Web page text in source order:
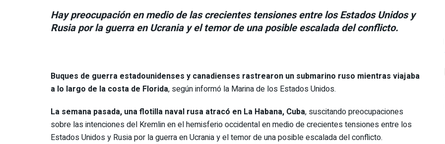
Hay preocupación en medio de las crecientes tensiones entre los Estados Unidos y
Rusia por la guerra en Ucrania y el temor de una posible escalada del conflicto.
Buques de guerra estadounidenses y canadienses rastrearon un submarino ruso mientras viajaba
a lo largo de la costa de Florida, según informó la Marina de los Estados Unidos.
La semana pasada, una flotilla naval rusa atracó en La Habana, Cuba, suscitando preocupaciones
sobre las intenciones del Kremlin en el hemisferio occidental en medio de crecientes tensiones entre los
Estados Unidos y Rusia por la guerra en Ucrania y el temor de una posible escalada del conflicto.